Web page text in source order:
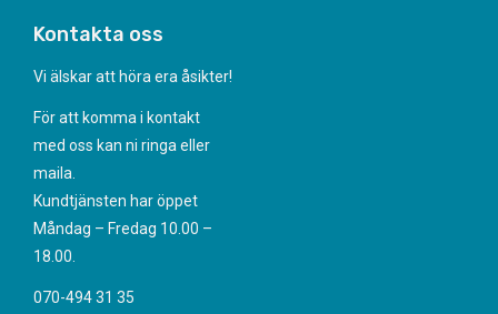
Kontakta oss
Vi älskar att höra era åsikter!
För att komma i kontakt
med oss kan ni ringa eller
maila.
Kundtjänsten har öppet
Måndag – Fredag 10.00 –
18.00.
070-494 31 35